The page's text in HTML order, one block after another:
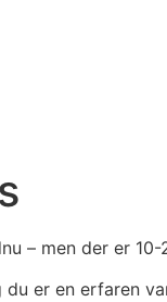
– men der er
du er en erfaren